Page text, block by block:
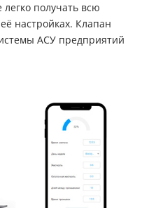
получать всю
настройках. Клапан
АСУ предприятий